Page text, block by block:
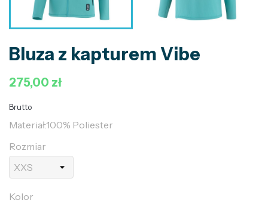
Bluza z kapturem Vibe
275,00 zł
Brutto
Materiał:100% Poliester
Rozmiar
Kolor